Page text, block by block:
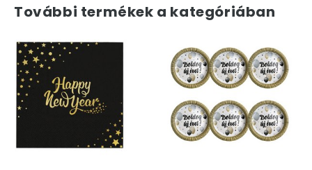
További termékek a kategóriában